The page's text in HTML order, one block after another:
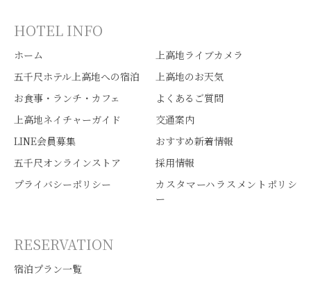
HOTEL INFO
ホーム
上高地ライブカメラ
五千尺ホテル上高地への宿泊
上高地のお天気
お食事・ランチ・カフェ
よくあるご質問
上高地ネイチャーガイド
交通案内
LINE会員募集
おすすめ新着情報
五千尺オンラインストア
採用情報
プライバシーポリシー
カスタマーハラスメントポリシ
ー
RESERVATION
宿泊プラン一覧